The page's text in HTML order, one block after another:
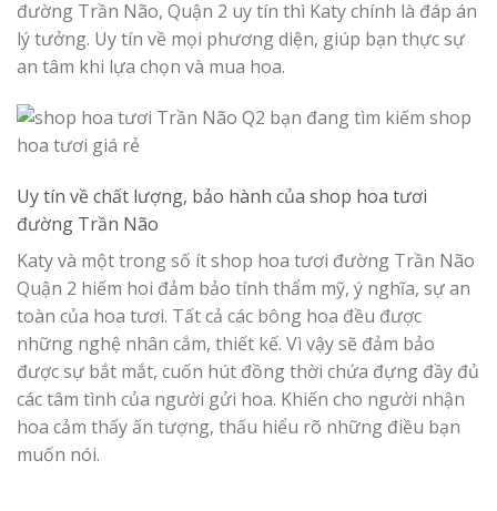
đường Trần Não, Quận 2 uy tín thì Katy chính là đáp án
lý tưởng. Uy tín về mọi phương diện, giúp bạn thực sự
an tâm khi lựa chọn và mua hoa.
Uy tín về chất lượng, bảo hành của shop hoa tươi
đường Trần Não
Katy và một trong số ít shop hoa tươi đường Trần Não
Quận 2 hiếm hoi đảm bảo tính thẩm mỹ, ý nghĩa, sự an
toàn của hoa tươi. Tất cả các bông hoa đều được
những nghệ nhân cắm, thiết kế. Vì vậy sẽ đảm bảo
được sự bắt mắt, cuốn hút đồng thời chứa đựng đầy đủ
các tâm tình của người gửi hoa. Khiến cho người nhận
hoa cảm thấy ấn tượng, thấu hiểu rõ những điều bạn
muốn nói.